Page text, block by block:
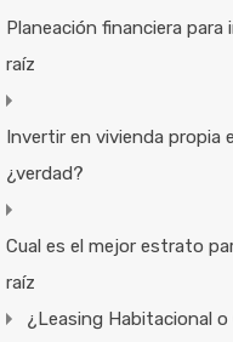
Planeación financiera para
raíz
Invertir en vivienda propia
¿verdad?
Cual es el mejor estrato
raíz
¿Leasing Habitacional